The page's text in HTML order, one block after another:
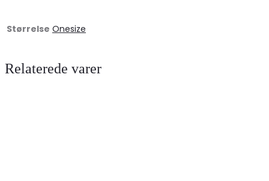
Størrelse Onesize
Relaterede varer